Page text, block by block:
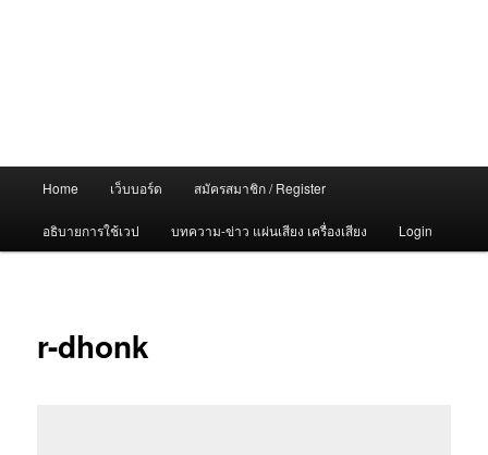
Home เว็บบอร์ด สมัครสมาชิก / Register
อธิบายการใช้เวป บทความ-ข่าว แผ่นเสียง เครื่องเสียง Login
r-dhonk